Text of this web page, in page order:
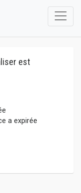
est
a expirée